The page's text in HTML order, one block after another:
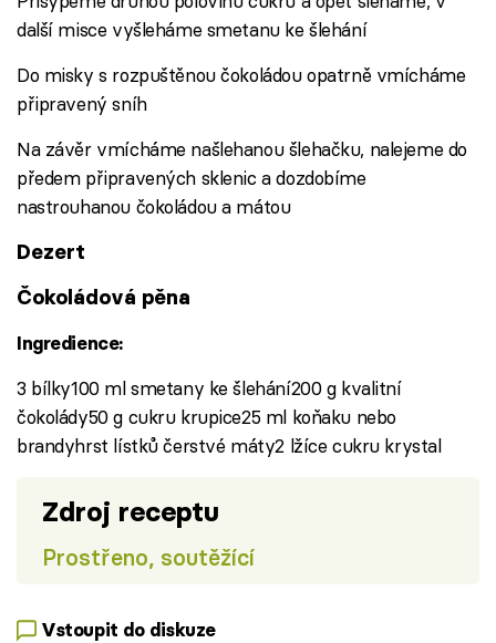
další misce vyšleháme smetanu ke šlehání
Do misky s rozpuštěnou čokoládou opatrně vmícháme
připravený sníh
Na závěr vmícháme našlehanou šlehačku, nalejeme do
předem připravených sklenic a dozdobíme
nastrouhanou čokoládou a mátou
Dezert
Čokoládová pěna
Ingredience:
3 bílky100 ml smetany ke šlehání200 g kvalitní
čokolády50 g cukru krupice25 ml koňaku nebo
brandyhrst lístků čerstvé máty2 lžíce cukru krystal
Zdroj receptu
Prostřeno, soutěžící
Vstoupit do diskuze